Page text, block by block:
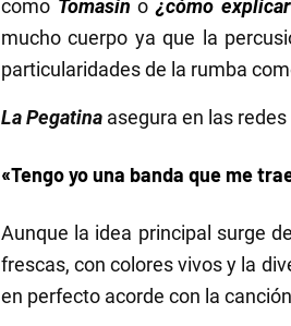
como Tomasín o¿cómo
mucho cuerpo ya que la
particularidades de la rumba
La Pegatina asegura en las
«Tengo yo una banda que me
Aunque la idea principal surge
frescas, con colores vivos y la
en perfecto acorde con la